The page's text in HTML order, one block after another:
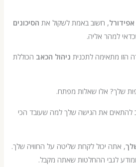
חשוב באמת לשקול אתהסיכונים
אליה.
לתכניתניהול הכאבהכוללת
שאלות מפתח.
הגישה שלך למה שעובד הכי
לקחת שליטה על החוויה שלך.
ההחלטות שאתה מקבל.